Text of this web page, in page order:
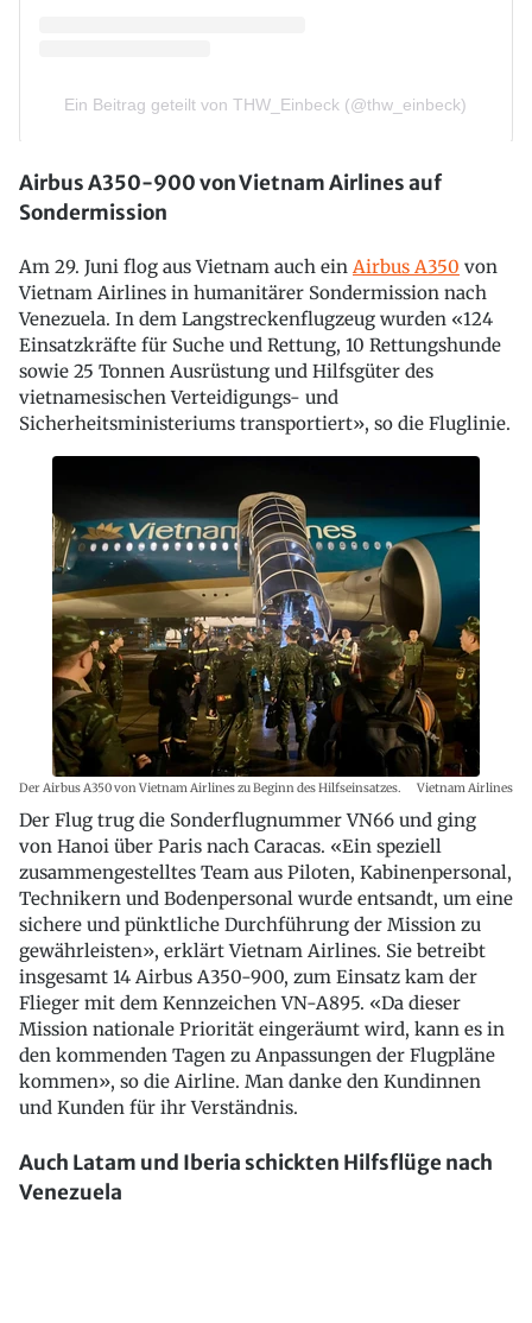
Airbus A350-900 von Vietnam Airlines auf
Sondermission
Am 29. Juni flog aus Vietnam auch ein Airbus A350 von
Vietnam Airlines in humanitärer Sondermission nach
Venezuela. In dem Langstreckenflugzeug wurden «124
Einsatzkräfte für Suche und Rettung, 10 Rettungshunde
sowie 25 Tonnen Ausrüstung und Hilfsgüter des
vietnamesischen Verteidigungs- und
Sicherheitsministeriums transportiert», so die Fluglinie.
Der Airbus A350 von Vietnam Airlines zu Beginn des Hilfseinsatzes. Vietnam Airlines
Der Flug trug die Sonderflugnummer VN66 und ging
von Hanoi über Paris nach Caracas. «Ein speziell
zusammengestelltes Team aus Piloten, Kabinenpersonal,
Technikern und Bodenpersonal wurde entsandt, um eine
sichere und pünktliche Durchführung der Mission zu
gewährleisten», erklärt Vietnam Airlines. Sie betreibt
insgesamt 14 Airbus A350-900, zum Einsatz kam der
Flieger mit dem Kennzeichen VN-A895. «Da dieser
Mission nationale Priorität eingeräumt wird, kann es in
den kommenden Tagen zu Anpassungen der Flugpläne
kommen», so die Airline. Man danke den Kundinnen
und Kunden für ihr Verständnis.
Auch Latam und Iberia schickten Hilfsflüge nach
Venezuela